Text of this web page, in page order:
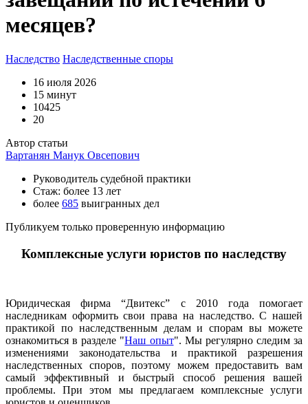
месяцев?
Наследство Наследственные споры
16 июля 2026
15 минут
10425
20
Автор статьи
Вартанян Манук Овсепович
Руководитель судебной практики
Стаж: более 13 лет
более 685 выигранных дел
Публикуем только проверенную информацию
Комплексные услуги юристов по наследству
Юридическая фирма “Двитекс” с 2010 года помогает
наследникам оформить свои права на наследство. С нашей
практикой по наследственным делам и спорам вы можете
ознакомиться в разделе "Наш опыт". Мы регулярно следим за
изменениями законодательства и практикой разрешения
наследственных споров, поэтому можем предоставить вам
самый эффективный и быстрый способ решения вашей
проблемы. При этом мы предлагаем комплексные услуги